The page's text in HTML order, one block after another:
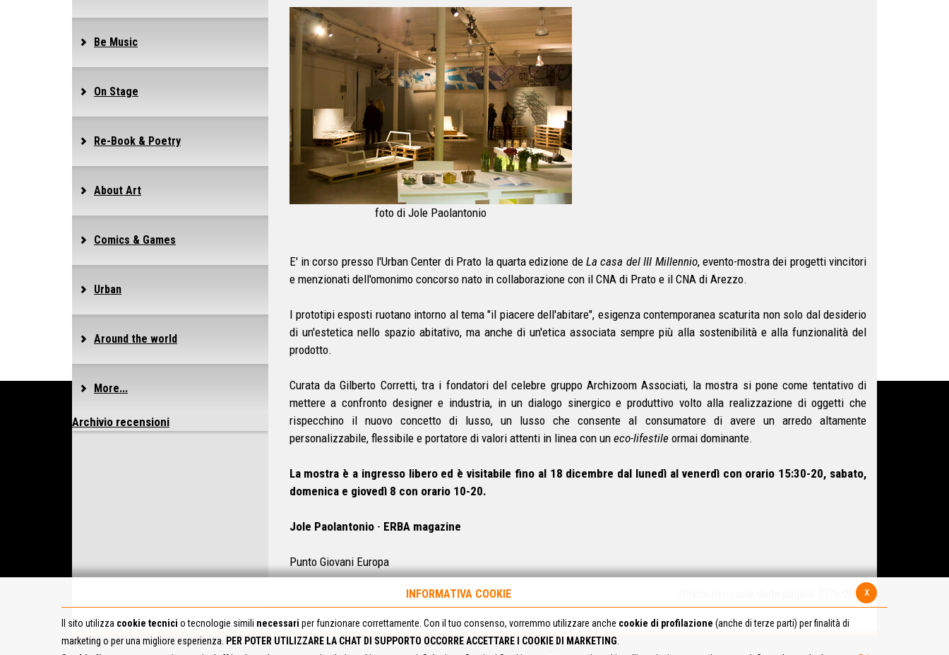
Be Music
On Stage
Re-Book & Poetry
About Art
Comics & Games
Urban
Around the world
More...
Archivio recensioni
foto di Jole Paolantonio
E' in corso presso l'Urban Center di Prato la quarta edizione de La casa del III Millennio, evento-mostra dei progetti vincitori
e menzionati dell'omonimo concorso nato in collaborazione con il CNA di Prato e il CNA di Arezzo.
I prototipi esposti ruotano intorno al tema "il piacere dell'abitare", esigenza contemporanea scaturita non solo dal desiderio
di un'estetica nello spazio abitativo, ma anche di un'etica associata sempre più alla sostenibilità e alla funzionalità del
prodotto.
Curata da Gilberto Corretti, tra i fondatori del celebre gruppo Archizoom Associati, la mostra si pone come tentativo di
mettere a confronto designer e industria, in un dialogo sinergico e produttivo volto alla realizzazione di oggetti che
rispecchino il nuovo concetto di lusso, un lusso che consente al consumatore di avere un arredo altamente
personalizzabile, flessibile e portatore di valori attenti in linea con un eco-lifestile ormai dominante.
La mostra è a ingresso libero ed è visitabile fino al 18 dicembre dal lunedì al venerdì con orario 15:30-20, sabato,
domenica e giovedì 8 con orario 10-20.
Jole Paolantonio - ERBA magazine
Punto Giovani Europa
Ultima revisione della pagina: 27/6/2016x
INFORMATIVA COOKIE
Il sito utilizza cookie tecnici o tecnologie simili necessari per funzionare correttamente. Con il tuo consenso, vorremmo utilizzare anche cookie di profilazione (anche di terze parti) per finalità di
marketing o per una migliore esperienza.
PER POTER UTILIZZARE LA CHAT DI SUPPORTO OCCORRE ACCETTARE I COOKIE DI MARKETING